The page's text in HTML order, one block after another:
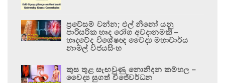
ප්‍රවේසම් වන්න; එල් නිනෝ යනු
පාරිසරික හෘද රෝග අවදානමකි –
හෘදවේද විශේෂඥ වෛද්‍ය මහාචාර්ය
නාමල් විජයසිංහ
කුස තුළ සැඟවුණු නොනිදන කම්හල –
වෛද්‍ය සුගත් විජේවර්ධන